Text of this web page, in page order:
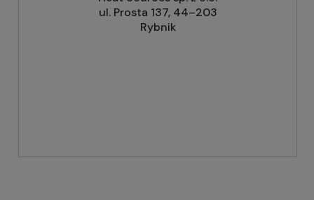
ul. Prosta 137, 44–203
Rybnik